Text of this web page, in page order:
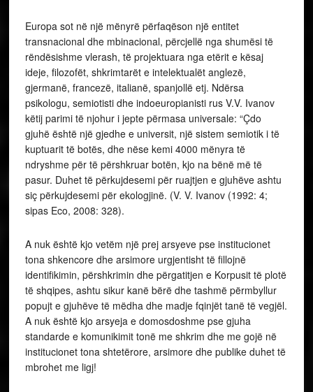
Europa sot në një mënyrë përfaqëson një entitet
transnacional dhe mbinacional, përcjellë nga shumësi të
rëndësishme vlerash, të projektuara nga etërit e kësaj
ideje, filozofët, shkrimtarët e intelektualët anglezë,
gjermanë, francezë, italianë, spanjollë etj. Ndërsa
psikologu, semiotisti dhe indoeuropianisti rus V.V. Ivanov
këtij parimi të njohur i jepte përmasa universale: “Çdo
gjuhë është një gjedhe e universit, një sistem semiotik i të
kuptuarit të botës, dhe nëse kemi 4000 mënyra të
ndryshme për të përshkruar botën, kjo na bënë më të
pasur. Duhet të përkujdesemi për ruajtjen e gjuhëve ashtu
siç përkujdesemi për ekologjinë. (V. V. Ivanov (1992: 4;
sipas Eco, 2008: 328).
A nuk është kjo vetëm një prej arsyeve pse institucionet
tona shkencore dhe arsimore urgjentisht të fillojnë
identifikimin, përshkrimin dhe përgatitjen e Korpusit të plotë
të shqipes, ashtu sikur kanë bërë dhe tashmë përmbyllur
popujt e gjuhëve të mëdha dhe madje fqinjët tanë të vegjël.
A nuk është kjo arsyeja e domosdoshme pse gjuha
standarde e komunikimit tonë me shkrim dhe me gojë në
institucionet tona shtetërore, arsimore dhe publike duhet të
mbrohet me ligj!